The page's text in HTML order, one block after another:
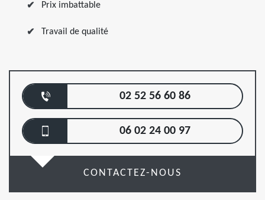
Prix imbattable
Travail de qualité
02 52 56 60 86
06 02 24 00 97
CONTACTEZ-NOUS